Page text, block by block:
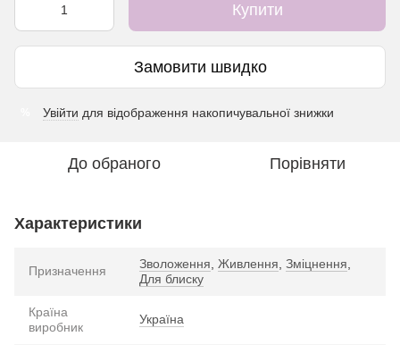
Купити
Замовити швидко
Увійти для відображення накопичувальної знижки
До обраного Порівняти
Характеристики
Призначення Зволоження, Живлення, Зміцнення,
Для блиску
Країна
виробник
Україна